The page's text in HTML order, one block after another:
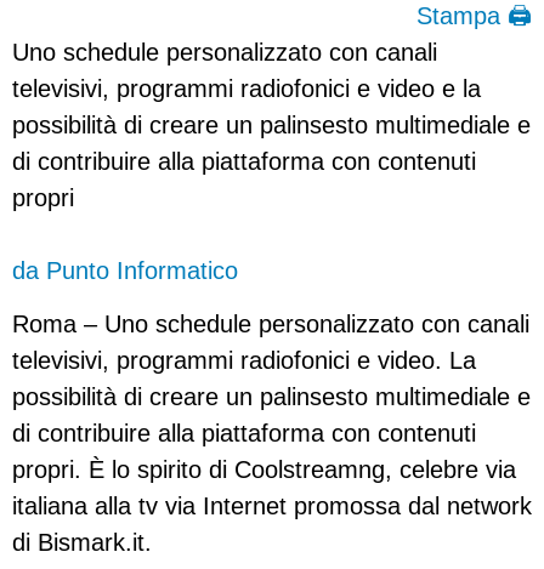
Stampa 🖨
Uno schedule personalizzato con canali
televisivi, programmi radiofonici e video e la
possibilità di creare un palinsesto multimediale e
di contribuire alla piattaforma con contenuti
propri
da Punto Informatico
Roma – Uno schedule personalizzato con canali
televisivi, programmi radiofonici e video. La
possibilità di creare un palinsesto multimediale e
di contribuire alla piattaforma con contenuti
propri. È lo spirito di Coolstreamng, celebre via
italiana alla tv via Internet promossa dal network
di Bismark.it.